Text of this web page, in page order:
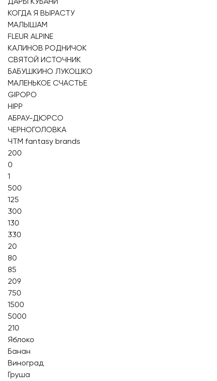
КОГДА Я ВЫРАСТУ
МАЛЫШАМ
FLEUR ALPINE
КАЛИНОВ РОДНИЧОК
СВЯТОЙ ИСТОЧНИК
БАБУШКИНО ЛУКОШКО
МАЛЕНЬКОЕ СЧАСТЬЕ
GIPOPO
HIPP
АБРАУ-ДЮРСО
ЧЕРНОГОЛОВКА
ЧТМ fantasy brands
200
0
1
500
125
300
130
330
20
80
85
209
750
1500
5000
210
Яблоко
Банан
Виноград
Груша